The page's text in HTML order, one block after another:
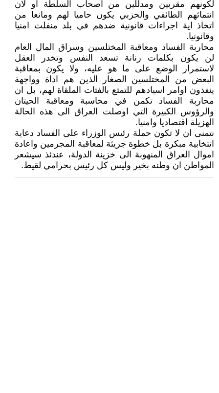
لكونهم مقربين ومدللين من اصحاب السلطة او لان
انتمائهم الطائفي والحزبي يكون حاميا لهم ومانعا من
اتخاذ اية اجراءات قانونية ضدهم في بلد منفلت امنيا
وقانونيا.
محاربة الفساد ومعاقبة المختلسين وسراق المال العام
لن يكون بكلمات رنانة تسعد النفس وتخدر العقل
لاستمرار الوضع على ما هو عليه، ولا يكون بمعاقبة
البعض من المختلسين الصغار الذين هم اداة وواجهة
ينفذون اوامر اسيادهم للتمتع بالفتات الملقاة لهم، بل ان
محاربة الفساد تكمن في محاسبة ومعاقبة الحيتان
والرؤوس الكبيرة التي اوصلت العراق الى هذه الحالة
الهزيلة اقتصاديا وامنيا.
نتمنى ان لا تكون حملة رئيس الوزراء على الفساد دعاية
انتخابية مبكرة بل خطوة جريئة لمعاقبة المجرمين واعادة
اموال العراق المنهوبة الى خزينة الدولة، عندئذ سيشعر
المواطن ان وطنه بخير وليس كل رئيس بحرامي لقيط.